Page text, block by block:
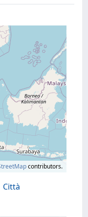
contributors.
Città